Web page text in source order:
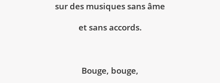
sur des musiques sans âme
et sans accords.
Bouge, bouge,